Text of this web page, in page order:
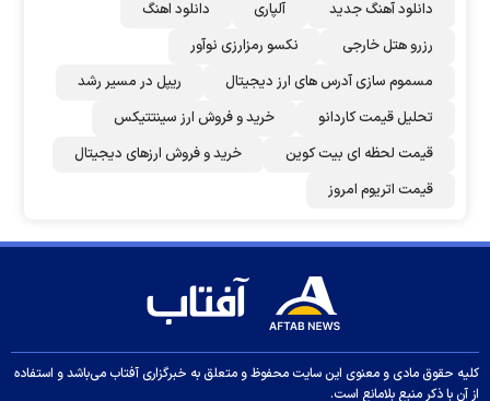
دانلود آهنگ جدید
آلپاری
دانلود اهنگ
رزرو هتل خارجی
نکسو رمزارزی نوآور
مسموم سازی آدرس های ارز دیجیتال
ریپل در مسیر رشد
تحلیل قیمت کاردانو
خرید و فروش ارز سینتتیکس
قیمت لحظه ای بیت کوین
خرید و فروش ارزهای دیجیتال
قیمت اتریوم امروز
کلیه حقوق مادی و معنوی این سایت محفوظ و متعلق به خبرگزاری آفتاب می‌باشد و استفاده
از آن با ذکر منبع بلامانع است.